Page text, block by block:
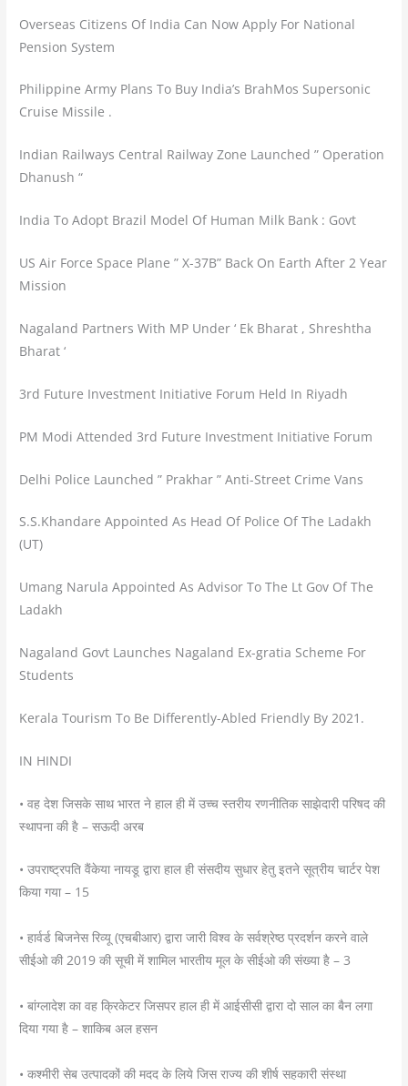
Overseas Citizens Of India Can Now Apply For National
Pension System
Philippine Army Plans To Buy India’s BrahMos Supersonic
Cruise Missile .
Indian Railways Central Railway Zone Launched ” Operation
Dhanush “
India To Adopt Brazil Model Of Human Milk Bank : Govt
US Air Force Space Plane ” X-37B” Back On Earth After 2 Year
Mission
Nagaland Partners With MP Under ‘ Ek Bharat , Shreshtha
Bharat ‘
3rd Future Investment Initiative Forum Held In Riyadh
PM Modi Attended 3rd Future Investment Initiative Forum
Delhi Police Launched ” Prakhar ” Anti-Street Crime Vans
S.S.Khandare Appointed As Head Of Police Of The Ladakh
(UT)
Umang Narula Appointed As Advisor To The Lt Gov Of The
Ladakh
Nagaland Govt Launches Nagaland Ex-gratia Scheme For
Students
Kerala Tourism To Be Differently-Abled Friendly By 2021.
IN HINDI
• वह देश जिसके साथ भारत ने हाल ही में उच्च स्तरीय रणनीतिक साझेदारी परिषद की
स्थापना की है – सऊदी अरब
• उपराष्ट्रपति वैंकेया नायडू द्वारा हाल ही संसदीय सुधार हेतु इतने सूत्रीय चार्टर पेश
किया गया – 15
• हार्वर्ड बिजनेस रिव्यू (एचबीआर) द्वारा जारी विश्व के सर्वश्रेष्ठ प्रदर्शन करने वाले
सीईओ की 2019 की सूची में शामिल भारतीय मूल के सीईओ की संख्या है – 3
• बांग्लादेश का वह क्रिकेटर जिसपर हाल ही में आईसीसी द्वारा दो साल का बैन लगा
दिया गया है – शाकिब अल हसन
• कश्मीरी सेब उत्पादकों की मदद के लिये जिस राज्य की शीर्ष सहकारी संस्था